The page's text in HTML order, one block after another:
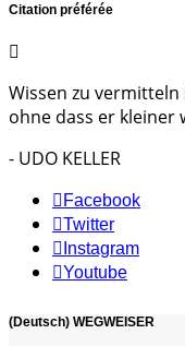
Citation préférée
Wissen zu
ohne dass er kleiner
- UDO KELLER
Facebook
Twitter
Instagram
Youtube
(Deutsch) WEGWEISER